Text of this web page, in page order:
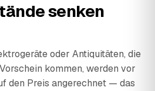
senken
oder Antiquitäten, die
kommen, werden vor
den Preis angerechnet — das